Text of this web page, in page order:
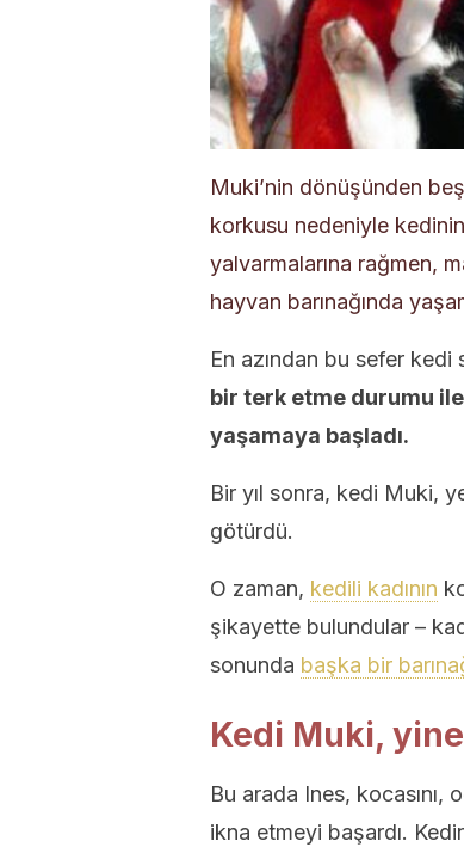
Muki’nin dönüşünden
korkusu nedeniyle kedinin
yalvarmalarına rağmen,
hayvan barınağında
En azından bu sefer
bir terk etme durumu ile
yaşamaya başladı.
Bir yıl sonra, kedi Muki,
götürdü.
O zaman, kedili kadının
şikayette bulundular –
sonunda başka bir
Kedi Muki,
Bu arada Ines,
ikna etmeyi başardı.